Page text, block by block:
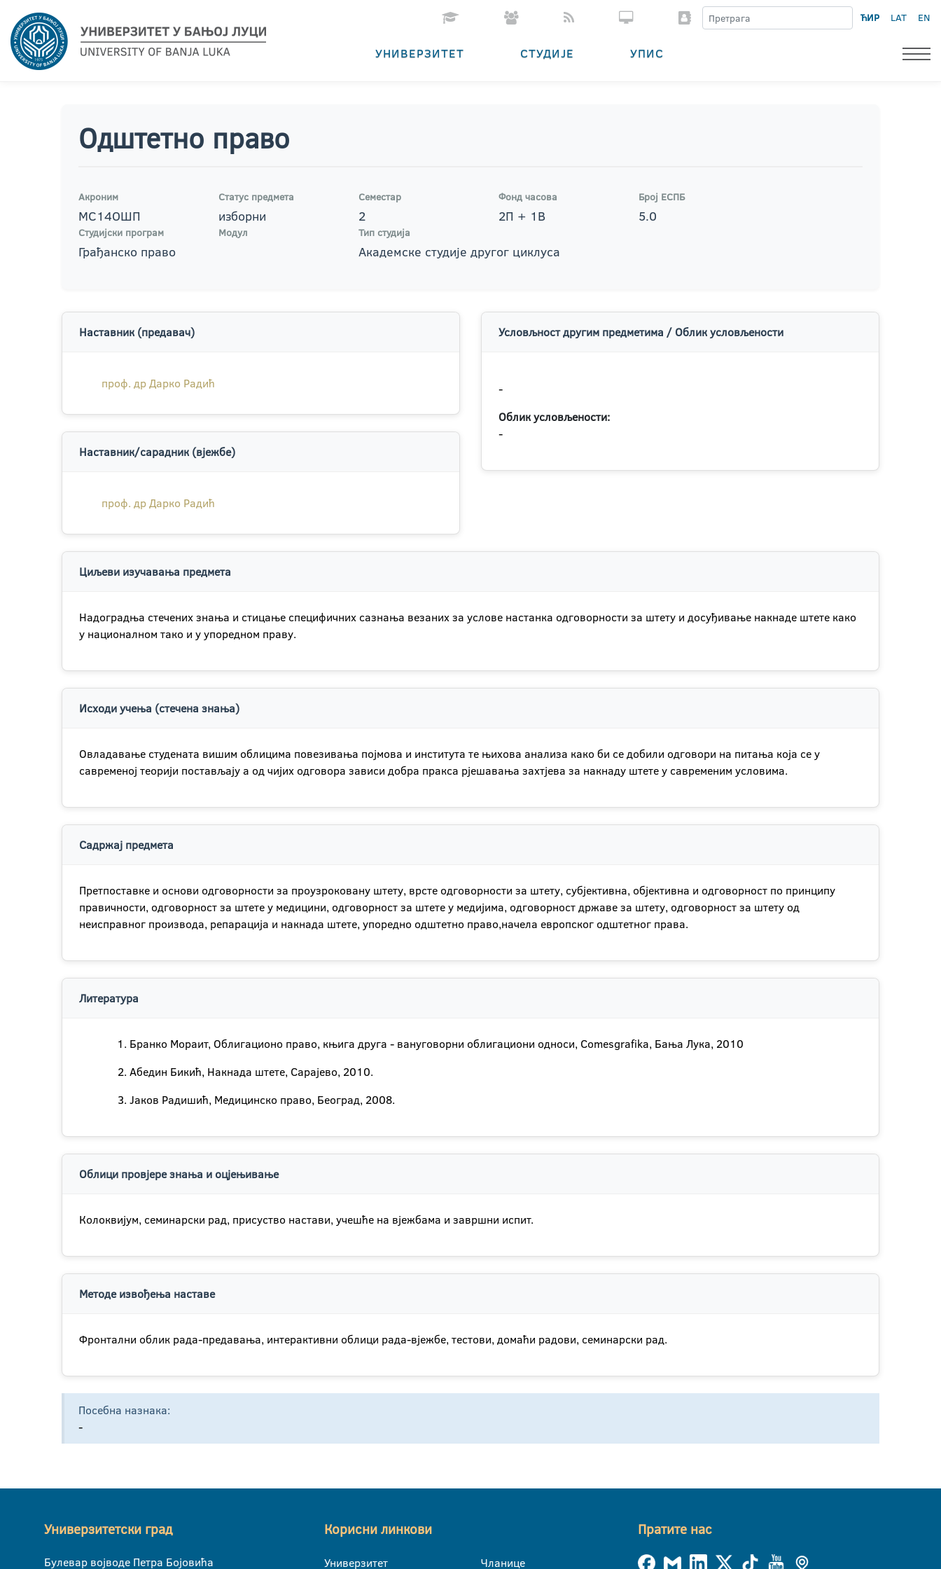
ЋИР LAT EN
УНИВЕРЗИТЕТ СТУДИЈЕ УПИС
Одштетно право
Акроним
МС14ОШП
Статус предмета
изборни
Семестар
2
Фонд часова
2П + 1В
Број ЕСПБ
5.0
Студијски програм
Грађанско право
Модул Тип студија
Академске студије другог циклуса
Наставник (предавач)
проф. др Дарко Радић
Наставник/сарадник (вјежбе)
проф. др Дарко Радић
Условљност другим предметима / Облик условљености
-
Облик условљености:
-
Циљеви изучавања предмета
Надоградња стечених знања и стицање специфичних сазнања везаних за услове настанка одговорности за штету и досуђивање накнаде штете како
у националном тако и у упоредном праву.
Исходи учења (стечена знања)
Овладавање студената вишим облицима повезивања појмова и института те њихова анализа како би се добили одговори на питања која се у
савременој теорији постављају а од чијих одговора зависи добра пракса рјешавања захтјева за накнаду штете у савременим условима.
Садржај предмета
Претпоставке и основи одговорности за проузроковану штету, врсте одговорности за штету, субјективна, објективна и одговорност по принципу
правичности, одговорност за штете у медицини, одговорност за штете у медијима, одговорност државе за штету, одговорност за штету од
неисправног производа, репарација и накнада штете, упоредно одштетно право,начела европског одштетног права.
Литература
Бранко Мораит, Облигационо право, књига друга - вануговорни облигациони односи, Comesgrafika, Бања Лука, 2010
Абедин Бикић, Накнада штете, Сарајево, 2010.
Јаков Радишић, Медицинско право, Београд, 2008.
Облици провјере знања и оцјењивање
Колоквијум, семинарски рад, присуство настави, учешће на вјежбама и завршни испит.
Методе извођења наставе
Фронтални облик рада-предавања, интерактивни облици рада-вјежбе, тестови, домаћи радови, семинарски рад.
Посебна назнака:
-
Универзитетски град
Булевар војводе Петра Бојовића
Корисни линкови
Универзитет Чланице
Пратите нас